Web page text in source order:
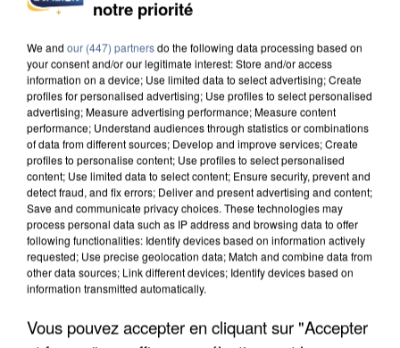
UNE TOURISTE DE L’OISE EMPORTÉE PAR UNE
notre priorité
We and our (447) partnersdo the following data processing based on
your consent and/or our legitimate interest: Store and/or access
information on a device; Use limited data to select advertising; Create
profiles for personalised advertising; Use profiles to select personalised
advertising; Measure advertising performance; Measure content
performance; Understand audiences through statistics or combinations
of data from different sources; Develop and improve services; Create
profiles to personalise content; Use profiles to select personalised
content; Use limited data to select content; Ensure security, prevent and
detect fraud, and fix errors; Deliver and present advertising and content;
Save and communicate privacy choices. These technologies may
process personal data such as IP address and browsing data to offer
following functionalities: Identify devices based on information actively
requested; Use precise geolocation data; Match and combine data from
other data sources; Link different devices; Identify devices based on
information transmitted automatically.
Vous pouvez accepter en cliquant sur "Accepter